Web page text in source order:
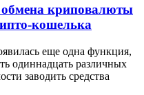
обмена криповалюты
кошелька
еще одна функция,
одиннадцать различных
заводить средства